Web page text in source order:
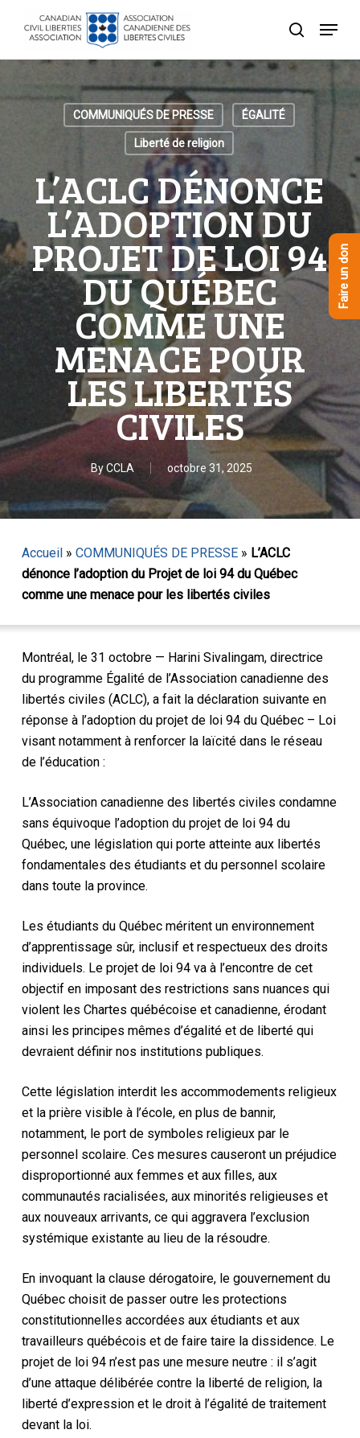
recherche
Menu
COMMUNIQUÉS DE PRESSE ÉGALITÉ
Liberté de religion
L’ACLC DÉNONCE
L’ADOPTION DU
PROJET DE LOI 94
DU QUÉBEC
COMME UNE
MENACE POUR
LES LIBERTÉS
CIVILES
By CCLA octobre 31, 2025
Accueil» COMMUNIQUÉS DE PRESSE» L’ACLC
dénonce l’adoption du Projet de loi 94 du Québec
comme une menace pour les libertés civiles
Montréal, le 31 octobre — Harini Sivalingam, directrice
du programme Égalité de l’Association canadienne des
libertés civiles (ACLC), a fait la déclaration suivante en
réponse à l’adoption du projet de loi 94 du Québec – Loi
visant notamment à renforcer la laïcité dans le réseau
de l’éducation :
L’Association canadienne des libertés civiles condamne
sans équivoque l’adoption du projet de loi 94 du
Québec, une législation qui porte atteinte aux libertés
fondamentales des étudiants et du personnel scolaire
dans toute la province.
Les étudiants du Québec méritent un environnement
d’apprentissage sûr, inclusif et respectueux des droits
individuels. Le projet de loi 94 va à l’encontre de cet
objectif en imposant des restrictions sans nuances qui
violent les Chartes québécoise et canadienne, érodant
ainsi les principes mêmes d’égalité et de liberté qui
devraient définir nos institutions publiques.
Cette législation interdit les accommodements religieux
et la prière visible à l’école, en plus de bannir,
notamment, le port de symboles religieux par le
personnel scolaire. Ces mesures causeront un préjudice
disproportionné aux femmes et aux filles, aux
communautés racialisées, aux minorités religieuses et
aux nouveaux arrivants, ce qui aggravera l’exclusion
systémique existante au lieu de la résoudre.
En invoquant la clause dérogatoire, le gouvernement du
Québec choisit de passer outre les protections
constitutionnelles accordées aux étudiants et aux
travailleurs québécois et de faire taire la dissidence. Le
projet de loi 94 n’est pas une mesure neutre : il s’agit
d’une attaque délibérée contre la liberté de religion, la
liberté d’expression et le droit à l’égalité de traitement
devant la loi.
Menu
Faire un don